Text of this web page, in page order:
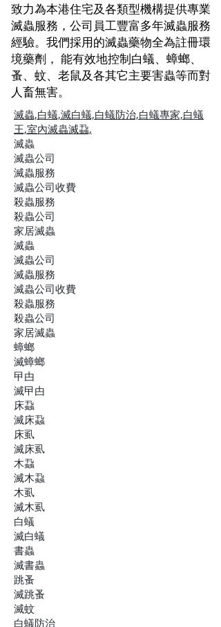
致力為本港住宅及各類型機構提供專業
滅蟲服務，公司員工豐富多年滅蟲服務
經驗。我們採用的滅蟲藥物全為註冊環
境藥劑， 能有效地控制白蟻、蟑螂、
蚤、蚊、老鼠及各其它主要害蟲等而對
人畜無害。
滅蟲,白蟻,滅白蟻,白蟻防治,白蟻專家,白蟻
王,室內滅蟲滅蝨,
滅蟲
滅蟲公司
滅蟲服務
滅蟲公司收費
殺蟲服務
殺蟲公司
家居滅蟲
滅蟲
滅蟲公司
滅蟲服務
滅蟲公司收費
殺蟲服務
殺蟲公司
家居滅蟲
蟑螂
滅蟑螂
曱甴
滅曱甴
床蝨
滅床蝨
床虱
滅床虱
木蝨
滅木蝨
木虱
滅木虱
白蟻
滅白蟻
書蟲
滅書蟲
跳蚤
滅跳蚤
滅蚊
白蟻防治